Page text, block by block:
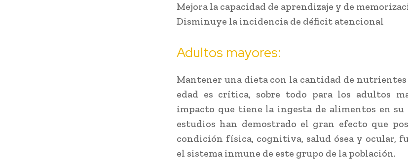
Mejora la capacidad de aprendizaje y de
Disminuye la incidencia de déficit atencional
Adultos mayores:
Mantener una dieta con la cantidad de nutrientes
edad es crítica, sobre todo para los adultos
impacto que tiene la ingesta de alimentos en su
estudios han demostrado el gran efecto que
condición física, cognitiva, salud ósea y ocular,
el sistema inmune de este grupo de la población.